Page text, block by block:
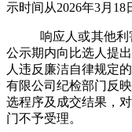
示时间从2026年3月 18
响应人或其他
公示期内向比选人提
人违反廉洁自律规定
有限公司纪检部门反
选程序及成交结果，
门不予受理。